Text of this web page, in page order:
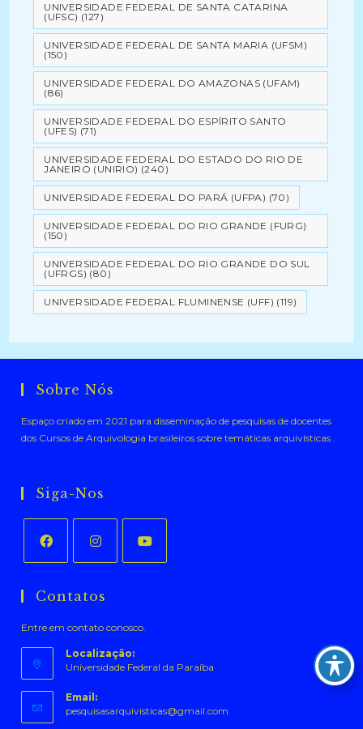
UNIVERSIDADE FEDERAL DE SANTA CATARINA
(UFSC) (127)
UNIVERSIDADE FEDERAL DE SANTA MARIA (UFSM)
(150)
UNIVERSIDADE FEDERAL DO AMAZONAS (UFAM)
(86)
UNIVERSIDADE FEDERAL DO ESPÍRITO SANTO
(UFES) (71)
UNIVERSIDADE FEDERAL DO ESTADO DO RIO DE
JANEIRO (UNIRIO) (240)
UNIVERSIDADE FEDERAL DO PARÁ (UFPA) (70)
UNIVERSIDADE FEDERAL DO RIO GRANDE (FURG)
(150)
UNIVERSIDADE FEDERAL DO RIO GRANDE DO SUL
(UFRGS) (80)
UNIVERSIDADE FEDERAL FLUMINENSE (UFF) (119)
Sobre Nós
Espaço criado em 2021 para disseminação de pesquisas de docentes
dos Cursos de Arquivologia brasileiros sobre temáticas arquivísticas .
Siga-Nos
em
nova
aba
em
nova
aba
nova
aba
Contatos
Entre em contato conosco.
Localização:
Universidade Federal da Paraíba
Email:
pesquisasarquivisticas@gmail.com